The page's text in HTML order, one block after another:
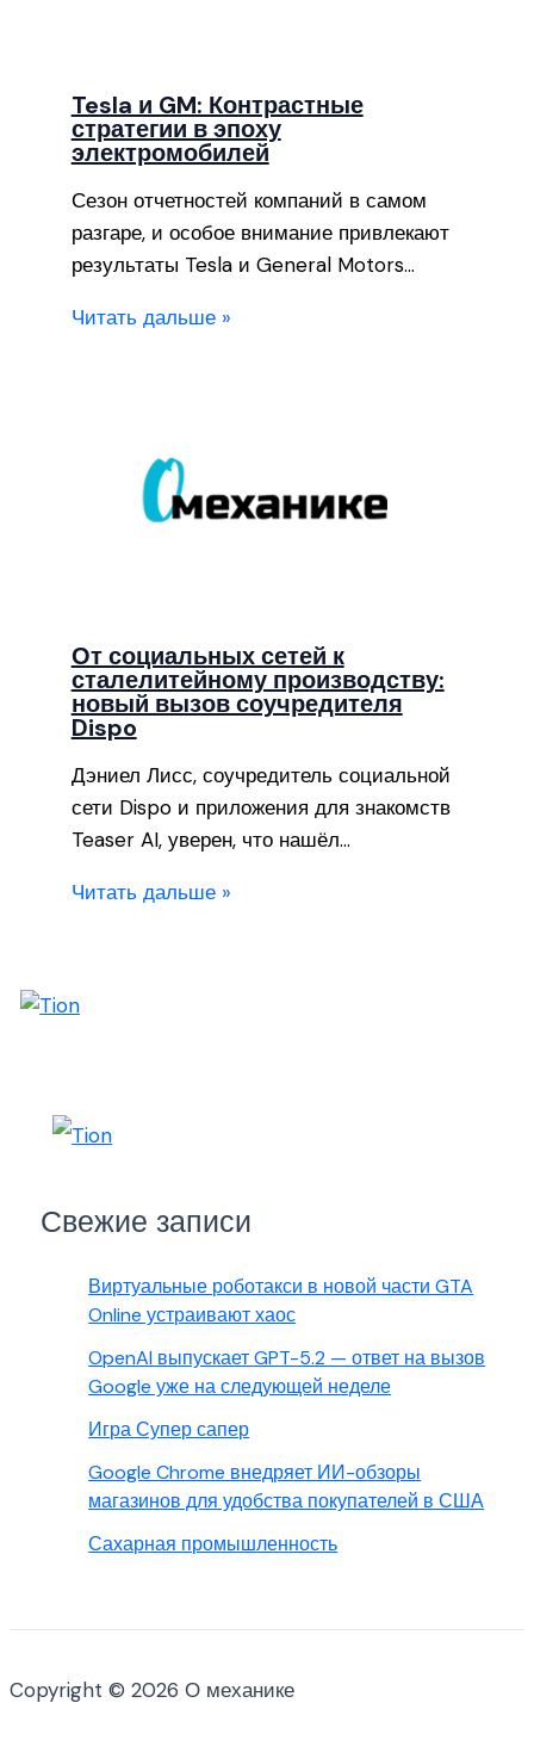
Tesla и GM: Контрастные
стратегии в эпоху
электромобилей
Сезон отчетностей компаний в самом
разгаре, и особое внимание привлекают
результаты Tesla и General Motors…
Читать дальше »
От социальных сетей к
сталелитейному производству:
новый вызов соучредителя
Dispo
Дэниел Лисс, соучредитель социальной
сети Dispo и приложения для знакомств
Teaser AI, уверен, что нашёл…
Читать дальше »
Свежие записи
Виртуальные роботакси в новой части GTA
Online устраивают хаос
OpenAI выпускает GPT-5.2 — ответ на вызов
Google уже на следующей неделе
Игра Супер сапер
Google Chrome внедряет ИИ-обзоры
магазинов для удобства покупателей в США
Сахарная промышленность
Copyright © 2026 О механике